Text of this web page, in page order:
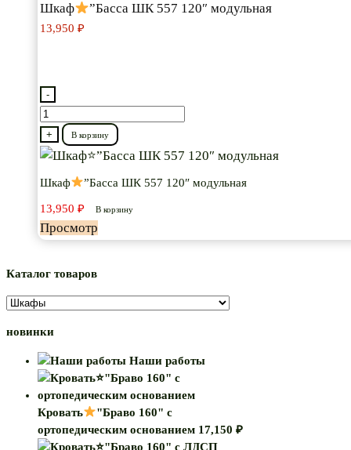
Шкаф ”Басса ШК 557 120″ модульная
13,950 ₽
-
Количество
товара
Шкаф
”Басса
ШК
557
модульная
+ В корзину
Шкаф ”Басса ШК 557 120″ модульная
13,950 ₽ В корзину
Просмотр
Каталог товаров
новинки
Наши работы
Кровать
"Браво 160" с
ортопедическим основанием 17,150 ₽